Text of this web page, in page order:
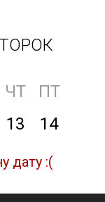
ЧТ
ПТ
13 14
дату :(